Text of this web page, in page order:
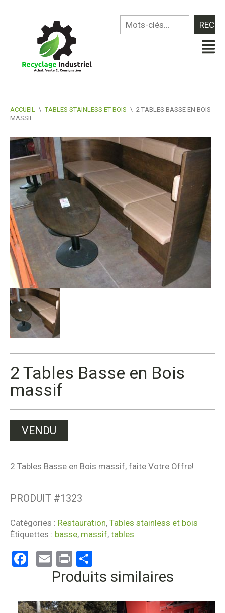
ACCUEIL \ TABLES STAINLESS ET BOIS \ 2 TABLES BASSE EN BOIS
MASSIF
2 Tables Basse en Bois
massif
VENDU
2 Tables Basse en Bois massif, faite Votre Offre!
PRODUIT #1323
Catégories : Restauration, Tables stainless et bois
Étiquettes : basse, massif, tables
Facebook
Email
Print
Produits similaires